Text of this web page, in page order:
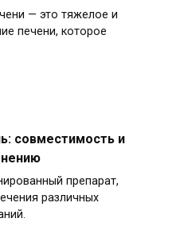
— это тяжелое и
печени, которое
совместимость и
препарат,
различных